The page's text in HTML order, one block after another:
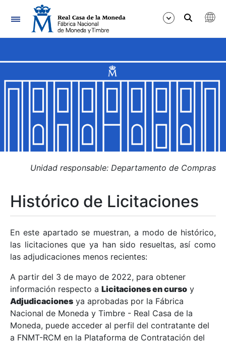
Navegación
Mostrar/Ocultar
Mostrar/Ocultar
Mostrar/Ocultar
Mostrar/Ocultar
Mostrar/Ocultar
Mostrar/Ocultar
Unidad responsable: Departamento de Compras
Histórico de Licitaciones
En este apartado se muestran, a modo de histórico,
las licitaciones que ya han sido resueltas, así como
las adjudicaciones menos recientes:
A partir del 3 de mayo de 2022, para obtener
información respecto a Licitaciones en curso y
Adjudicaciones ya aprobadas por la Fábrica
Nacional de Moneda y Timbre - Real Casa de la
Moneda, puede acceder al perfil del contratante del
a FNMT-RCM en la Plataforma de Contratación del